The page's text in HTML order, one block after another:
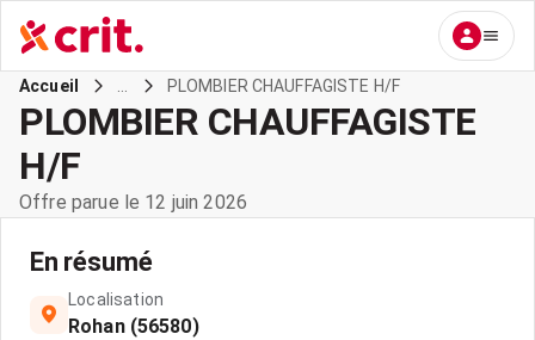
Accueil PLOMBIER CHAUFFAGISTE H/F
PLOMBIER CHAUFFAGISTE
H/F
Offre parue le 12 juin 2026
En résumé
Localisation
Rohan (56580)